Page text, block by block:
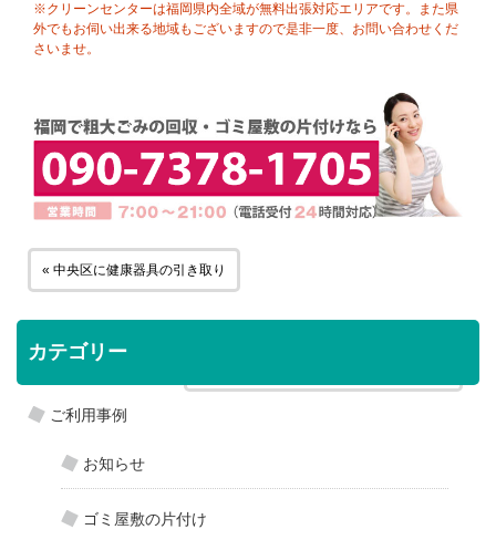
※クリーンセンターは福岡県内全域が無料出張対応エリアです。また県
外でもお伺い出来る地域もございますので是非一度、お問い合わせくだ
さいませ。
« 中央区に健康器具の引き取り
カテゴリー
ご利用事例
お知らせ
ゴミ屋敷の片付け